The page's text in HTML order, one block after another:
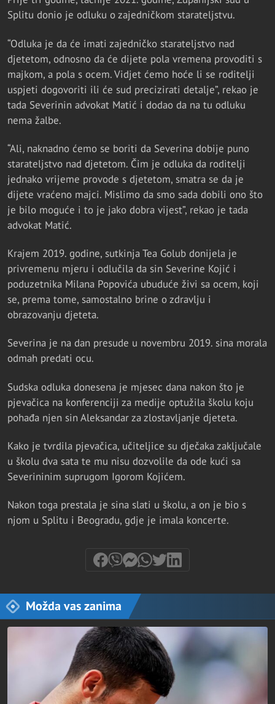
Splitu donio je odluku o zajedničkom starateljstvu.
“Odluka je da će imati zajedničko starateljstvo nad
djetetom, odnosno da će dijete pola vremena provoditi s
majkom, a pola s ocem. Vidjet ćemo hoće li se roditelji
uspjeti dogovoriti ili će sud precizirati detalje”, rekao je
tada Severinin advokat Matić i dodao da na tu odluku
nema žalbe.
“Ali, naknadno ćemo se boriti da Severina dobije puno
starateljstvo nad djetetom. Čim je odluka da roditelji
jednako vrijeme provode s djetetom, smatra se da je
dijete vraćeno majci. Mislimo da smo sada dobili ono što
je bilo moguće i to je jako dobra vijest”, rekao je tada
advokat Matić.
Krajem 2019. godine, sutkinja Tea Golub donijela je
privremenu mjeru i odlučila da sin Severine Kojić i
poduzetnika Milana Popovića ubuduće živi sa ocem, koji
se, prema tome, samostalno brine o zdravlju i
obrazovanju djeteta.
Severina je na dan presude u novembru 2019. sina morala
odmah predati ocu.
Sudska odluka donesena je mjesec dana nakon što je
pjevačica na konferenciji za medije optužila školu koju
pohađa njen sin Aleksandar za zlostavljanje djeteta.
Kako je tvrdila pjevačica, učiteljice su dječaka zaključale
u školu dva sata te mu nisu dozvolile da ode kući sa
Severininim suprugom Igorom Kojićem.
Nakon toga prestala je sina slati u školu, a on je bio s
njom u Splitu i Beogradu, gdje je imala koncerte.
Možda vas zanima